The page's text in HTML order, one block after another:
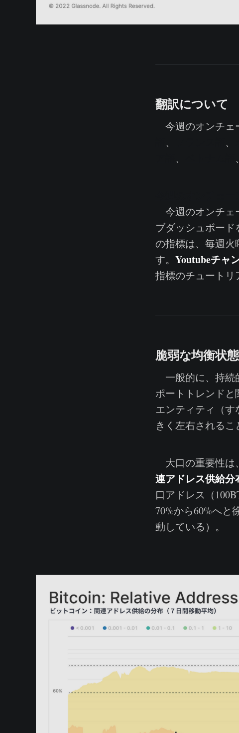
翻訳について
今週のオンチェ
、 、
、 、
今週のオンチェ
ブダッシュボード
の指標は、毎週火
す。 Youtubeチャ
指標のチュートリ
脆弱な均衡状態
一般的に、持続
ポートトレンド
エンティティ（
きく左右されるこ
大口の重要性は
連アドレス供給分
口アドレス（
70%から60%へと
動している）。